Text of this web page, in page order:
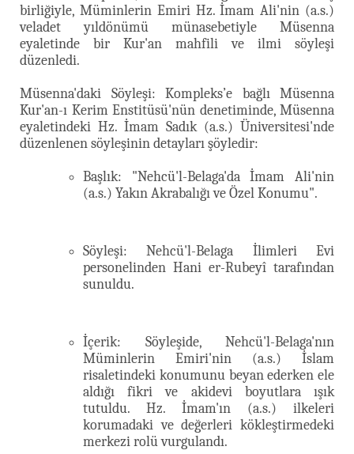
birliğiyle, Müminlerin Emiri Hz. İmam Ali'nin (a.s.)
veladet yıldönümü münasebetiyle Müsenna
eyaletinde bir Kur'an mahfili ve ilmi söyleşi
düzenledi.
Müsenna'daki Söyleşi: Kompleks’e bağlı Müsenna
Kur'an-ı Kerim Enstitüsü'nün denetiminde, Müsenna
eyaletindeki Hz. İmam Sadık (a.s.) Üniversitesi'nde
düzenlenen söyleşinin detayları şöyledir:
Başlık: "Nehcü'l-Belaga'da İmam Ali'nin
(a.s.) Yakın Akrabalığı ve Özel Konumu".
Söyleşi: Nehcü'l-Belaga İlimleri Evi
personelinden Hani er-Rubeyî tarafından
sunuldu.
İçerik: Söyleşide, Nehcü'l-Belaga'nın
Müminlerin Emiri'nin (a.s.) İslam
risaletindeki konumunu beyan ederken ele
aldığı fikri ve akidevi boyutlara ışık
tutuldu. Hz. İmam'ın (a.s.) ilkeleri
korumadaki ve değerleri kökleştirmedeki
merkezi rolü vurgulandı.